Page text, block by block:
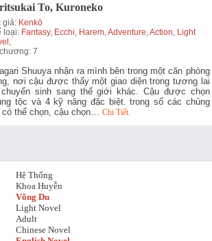
To, Kuroneko
giả: Kenkō
loại: Fantasy, Ecchi Harem ,Adventure ,Action Light
7
Shuuya nhận ra mình bên trong một căn phòng
nơi cậu được thấy một giao diện trong tương lai
sinh sang thế giới khác. Cậu được chọn
tộc và 4 kỹ năng đặc biệt. trong số các chủng
có thể chọn, cậu chọn…Chi Tiết.
Hệ Thống
Khoa Huyễn
Võng Du
Light Novel
Adult
Chinese Novel